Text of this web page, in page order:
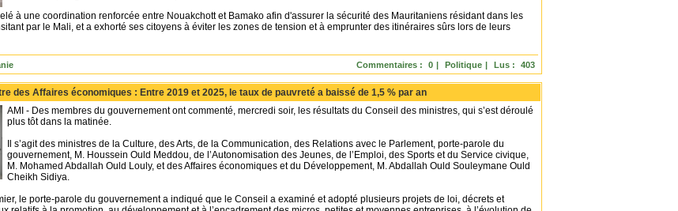
à une coordination renforcée entre Nouakchott et Bamako afin d'assurer la sécurité des Mauritaniens résidant dans les
par le Mali, et a exhorté ses citoyens à éviter les zones de tension et à emprunter des itinéraires sûrs lors de leurs
Lus : 403
Politique |
Commentaires : 0 |
des Affaires économiques : Entre 2019 et 2025, le taux de pauvreté a baissé de 1,5 % par an
AMI - Des membres du gouvernement ont commenté, mercredi soir, les résultats du Conseil des ministres, qui s’est déroulé
plus tôt dans la matinée.
Il s’agit des ministres de la Culture, des Arts, de la Communication, des Relations avec le Parlement, porte-parole du
gouvernement, M. Houssein Ould Meddou, de l’Autonomisation des Jeunes, de l’Emploi, des Sports et du Service civique,
M. Mohamed Abdallah Ould Louly, et des Affaires économiques et du Développement, M. Abdallah Ould Souleymane Ould
Cheikh Sidiya.
le porte-parole du gouvernement a indiqué que le Conseil a examiné et adopté plusieurs projets de loi, décrets et